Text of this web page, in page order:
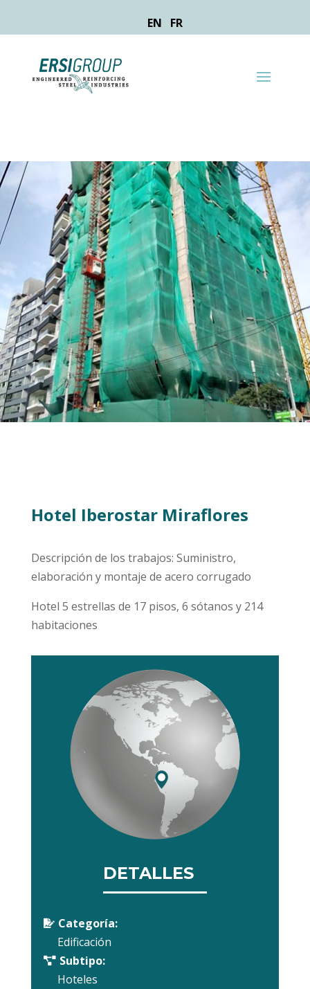
EN FR
Hotel Iberostar Miraflores
Descripción de los trabajos: Suministro,
elaboración y montaje de acero corrugado
Hotel 5 estrellas de 17 pisos, 6 sótanos y 214
habitaciones
DETALLES
 Categoría:
Edificación
 Subtipo:
Hoteles